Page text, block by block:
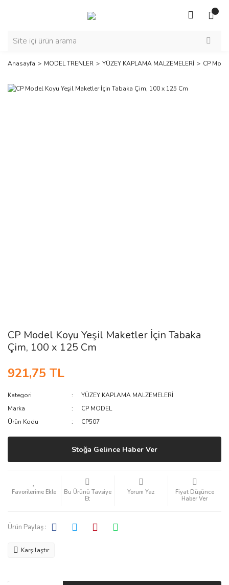
Anasayfa MODEL TRENLER YÜZEY KAPLAMA MALZEMELERİ CP
CP Model Koyu Yeşil Maketler İçin Tabaka
Çim, 100 x 125 Cm
921,75 TL
Kategori
YÜZEY KAPLAMA MALZEMELERİ
Marka
CP MODEL
Ürün Kodu
CP507
Stoğa Gelince Haber Ver
Bu Ürünü Tavsiye
Et
Yorum Yaz
Fiyat Düşünce
Haber Ver
Ürün Paylaş :
Karşılaştır